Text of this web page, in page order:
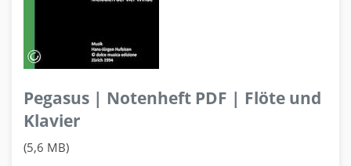
Pegasus | Notenheft PDF | Flöte und
Klavier
(5,6 MB)